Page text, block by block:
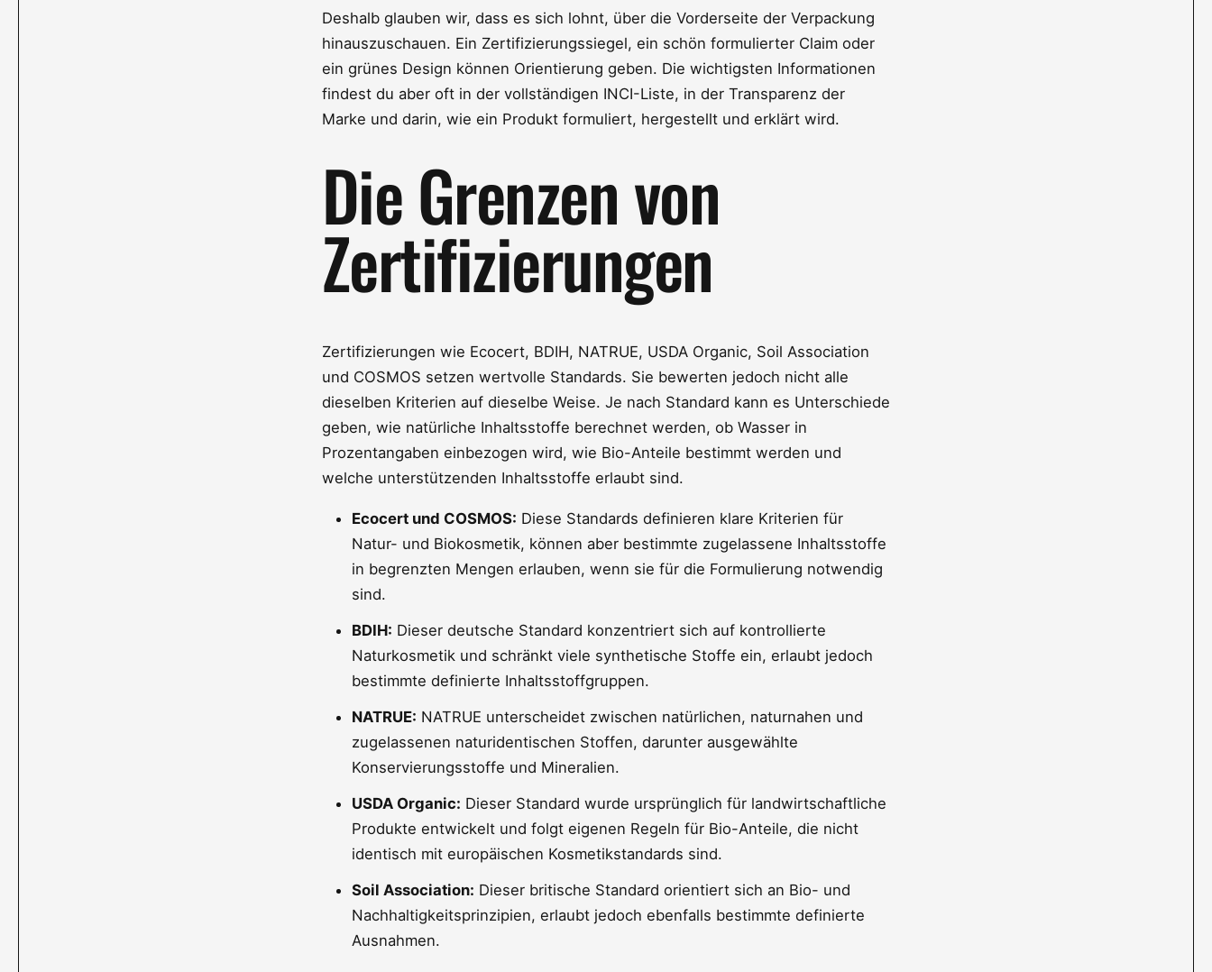
Deshalb glauben wir, dass es sich lohnt, über die Vorderseite der Verpackung
hinauszuschauen. Ein Zertifizierungssiegel, ein schön formulierter Claim oder
ein grünes Design können Orientierung geben. Die wichtigsten Informationen
findest du aber oft in der vollständigen INCI-Liste, in der Transparenz der
Marke und darin, wie ein Produkt formuliert, hergestellt und erklärt wird.
Die Grenzen von
Zertifizierungen
Zertifizierungen wie Ecocert, BDIH, NATRUE, USDA Organic, Soil Association
und COSMOS setzen wertvolle Standards. Sie bewerten jedoch nicht alle
dieselben Kriterien auf dieselbe Weise. Je nach Standard kann es Unterschiede
geben, wie natürliche Inhaltsstoffe berechnet werden, ob Wasser in
Prozentangaben einbezogen wird, wie Bio-Anteile bestimmt werden und
welche unterstützenden Inhaltsstoffe erlaubt sind.
Ecocert und COSMOS: Diese Standards definieren klare Kriterien für
Natur- und Biokosmetik, können aber bestimmte zugelassene Inhaltsstoffe
in begrenzten Mengen erlauben, wenn sie für die Formulierung notwendig
sind.
BDIH: Dieser deutsche Standard konzentriert sich auf kontrollierte
Naturkosmetik und schränkt viele synthetische Stoffe ein, erlaubt jedoch
bestimmte definierte Inhaltsstoffgruppen.
NATRUE: NATRUE unterscheidet zwischen natürlichen, naturnahen und
zugelassenen naturidentischen Stoffen, darunter ausgewählte
Konservierungsstoffe und Mineralien.
USDA Organic: Dieser Standard wurde ursprünglich für landwirtschaftliche
Produkte entwickelt und folgt eigenen Regeln für Bio-Anteile, die nicht
identisch mit europäischen Kosmetikstandards sind.
Soil Association: Dieser britische Standard orientiert sich an Bio- und
Nachhaltigkeitsprinzipien, erlaubt jedoch ebenfalls bestimmte definierte
Ausnahmen.